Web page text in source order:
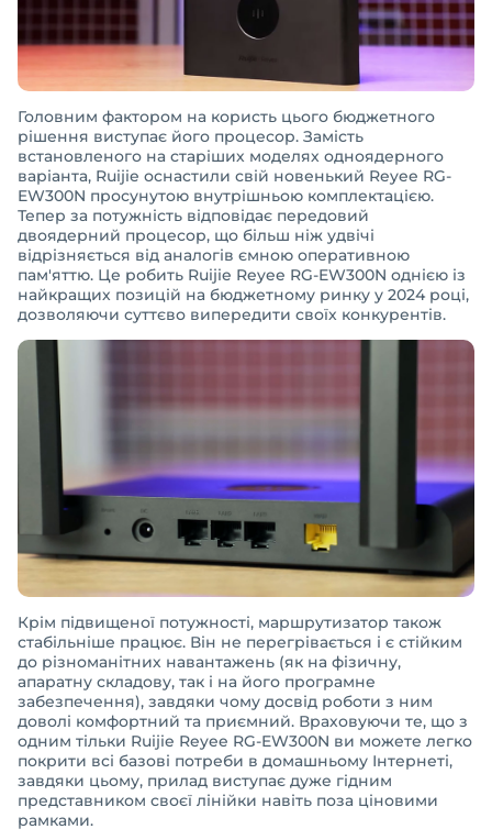
Головним фактором на користь цього бюджетного
рішення виступає його процесор. Замість
встановленого на старіших моделях одноядерного
варіанта, Ruijie оснастили свій новенький Reyee RG-
EW300N просунутою внутрішньою комплектацією.
Тепер за потужність відповідає передовий
двоядерний процесор, що більш ніж удвічі
відрізняється від аналогів ємною оперативною
пам'яттю. Це робить Ruijie Reyee RG-EW300N однією із
найкращих позицій на бюджетному ринку у 2024 році,
дозволяючи суттєво випередити своїх конкурентів.
Крім підвищеної потужності, маршрутизатор також
стабільніше працює. Він не перегрівається і є стійким
до різноманітних навантажень (як на фізичну,
апаратну складову, так і на його програмне
забезпечення), завдяки чому досвід роботи з ним
доволі комфортний та приємний. Враховуючи те, що з
одним тільки Ruijie Reyee RG-EW300N ви можете легко
покрити всі базові потреби в домашньому Інтернеті,
завдяки цьому, прилад виступає дуже гідним
представником своєї лінійки навіть поза ціновими
рамками.